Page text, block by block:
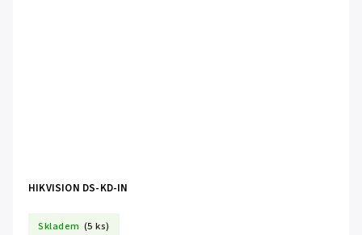
HIKVISION DS-KD-IN
Skladem (5 ks)